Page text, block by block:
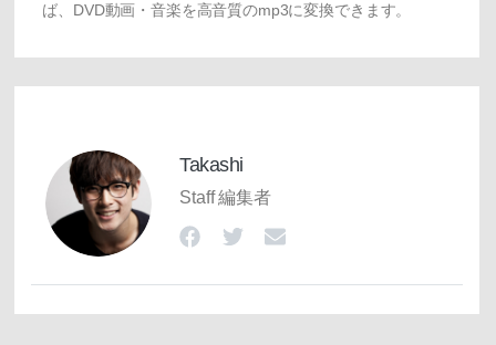
ば、DVD動画・音楽を高音質のmp3に変換できます。
Takashi
Staff 編集者